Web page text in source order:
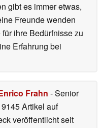
gibt es immer etwas,
Freunde wenden
ihre Bedürfnisse zu
Erfahrung bei
Frahn - Senior
Artikel auf
veröffentlichtseit